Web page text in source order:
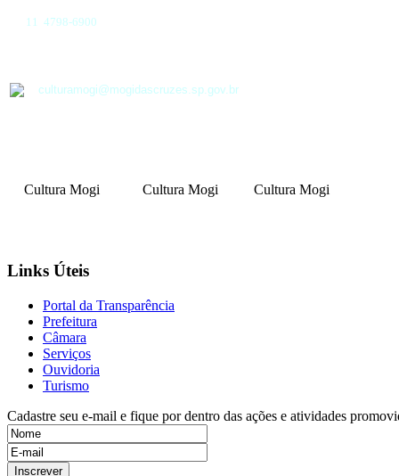
11 4798-6900
culturamogi@mogidascruzes.sp.gov.br
Cultura Mogi Cultura Mogi Cultura Mogi
Links Úteis
Portal da Transparência
Prefeitura
Câmara
Serviços
Ouvidoria
Turismo
Cadastre seu e-mail e fique por dentro das ações e atividades